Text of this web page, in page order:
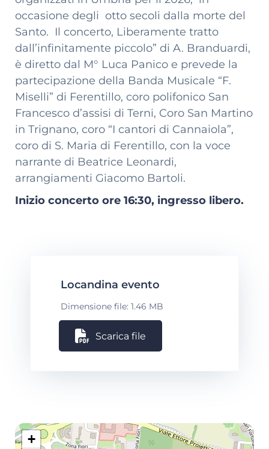
occasione degli otto secoli dalla morte del
Santo. Il concerto, Liberamente tratto
dall’infinitamente piccolo” di A. Branduardi,
è diretto dal M° Luca Panico e prevede la
partecipazione della Banda Musicale “F.
Miselli” di Ferentillo, coro polifonico San
Francesco d’assisi di Terni, Coro San Martino
in Trignano, coro “I cantori di Cannaiola”,
coro di S. Maria di Ferentillo, con la voce
narrante di Beatrice Leonardi,
arrangiamenti Giacomo Bartoli.
Inizio concerto ore 16:30, ingresso libero.
Locandina evento
Dimensione file: 1.46 MB
Scarica file
+